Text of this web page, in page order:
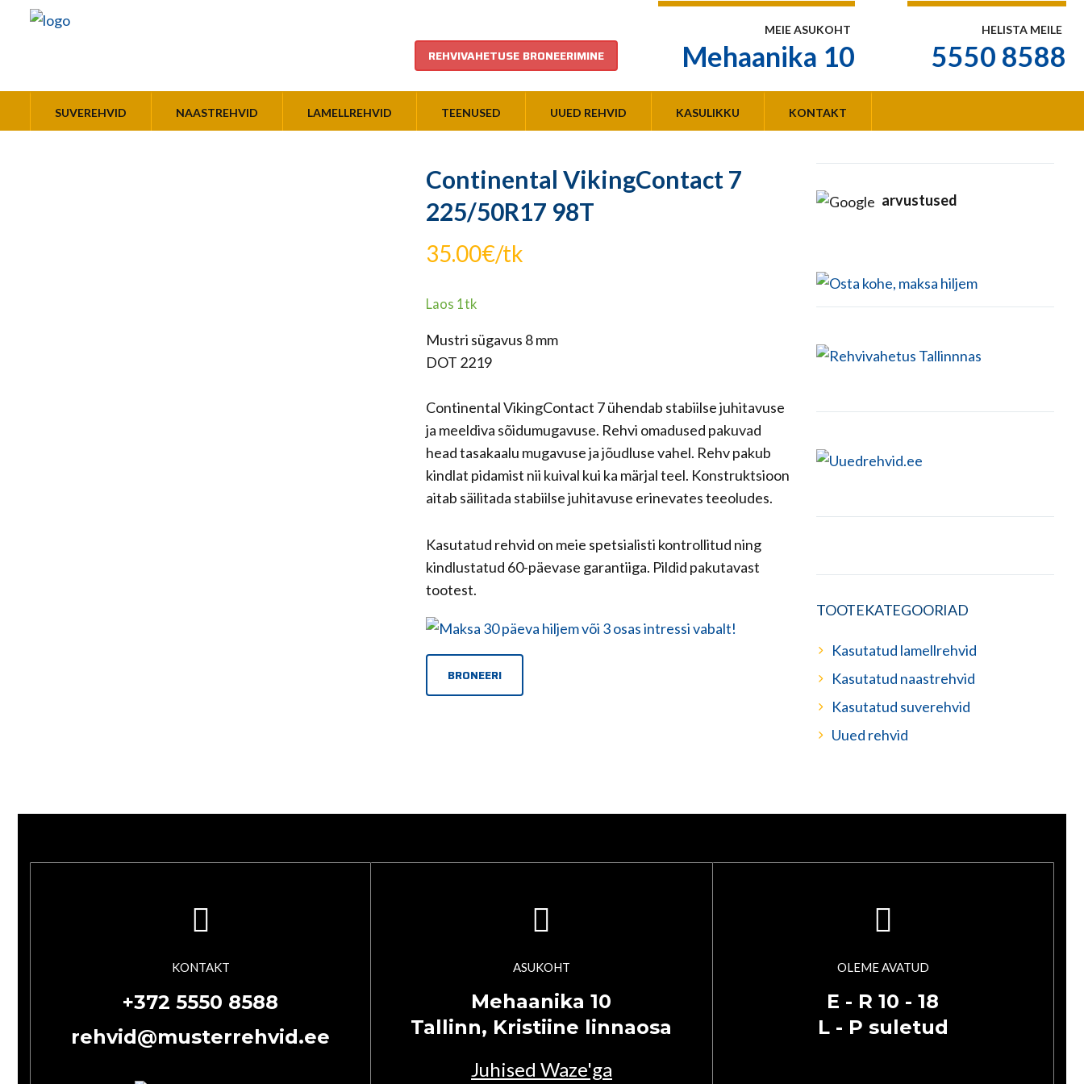
REHVIVAHETUSE BRONEERIMINE
MEIE ASUKOHT
Mehaanika 10
HELISTA MEILE
5550 8588
SUVEREHVID NAASTREHVID LAMELLREHVID TEENUSED UUED REHVID KASULIKKU KONTAKT
Continental VikingContact 7
225/50R17 98T
35.00€/tk
Laos 1tk
Mustri sügavus 8 mm
DOT 2219
Continental VikingContact 7 ühendab stabiilse juhitavuse
ja meeldiva sõidumugavuse. Rehvi omadused pakuvad
head tasakaalu mugavuse ja jõudluse vahel. Rehv pakub
kindlat pidamist nii kuival kui ka märjal teel. Konstruktsioon
aitab säilitada stabiilse juhitavuse erinevates teeoludes.
Kasutatud rehvid on meie spetsialisti kontrollitud ning
kindlustatud 60-päevase garantiiga. Pildid pakutavast
tootest.
BRONEERI
arvustused
TOOTEKATEGOORIAD
Kasutatud lamellrehvid
Kasutatud naastrehvid
Kasutatud suverehvid
Uued rehvid
KONTAKT
+372 5550 8588
rehvid@musterrehvid.ee
ASUKOHT
Mehaanika 10
Tallinn, Kristiine linnaosa
Juhised Waze'ga
OLEME AVATUD
E - R 10 - 18
L - P suletud